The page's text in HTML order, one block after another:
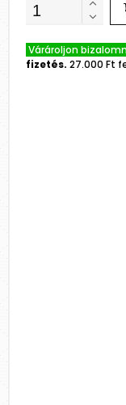
Várároljon
fizetés. 27.000 Ft